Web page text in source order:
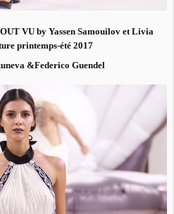
VU by Yassen Samouilov et Livia
printemps-été 2017
&Federico Guendel